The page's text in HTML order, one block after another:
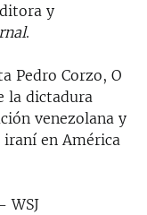
y
.
Pedro Corzo, O
la dictadura
venezolana y
en América
WSJ